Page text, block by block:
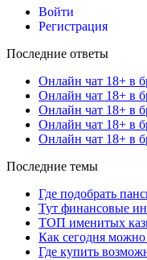
Войти
Регистрация
Последние ответы
Онлайн чат 18+ в
Онлайн чат 18+ в
Онлайн чат 18+ в
Онлайн чат 18+ в
Онлайн чат 18+ в
Последние темы
Где подобрать
Тут финансовые
ТОП именитых
Как сегодня
Где купить